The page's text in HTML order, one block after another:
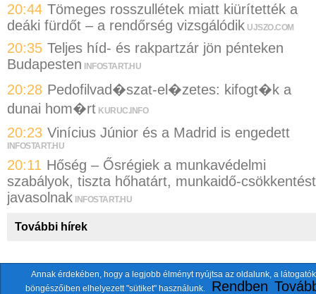
20:44 Tömeges rosszullétek miatt kiürítették a
deáki fürdőt – a rendőrség vizsgálódik UJSZO.COM
20:35 Teljes híd- és rakpartzár jön pénteken
Budapesten
INFOSTART.HU
20:28 Pedofilvad�szat-el�zetes: kifogt�k a
dunai hom�rt KURUC.INFO
20:23 Vinícius Júnior és a Madrid is engedett
INFOSTART.HU
20:11 Hőség – Ősrégiek a munkavédelmi
szabályok, tiszta hőhatárt, munkaidő-csökkentést
javasolnak INFOSTART.HU
További hírek
A fentiekkel együtt összesen 118 oldalt
szemlézünk.
Annak érdekében, hogy a legjobb élményt nyújtsa az oldalunk, a látogatók
böngészőiben elhelyezett "sütiket" használunk.
Rendben